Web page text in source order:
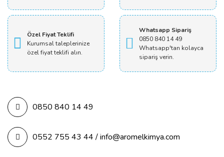
Özel Fiyat Teklifi
Kurumsal taleplerinize
özel fiyat teklifi alın.
Whatsapp Sipariş
0850 840 14 49
Whatsapp'tan kolayca
sipariş verin.
0850 840 14 49
0552 755 43 44 / info@aromelkimya.com